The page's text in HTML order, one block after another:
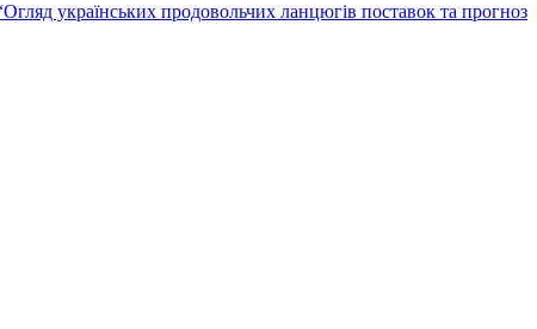
українських продовольчих ланцюгів поставок та прогноз